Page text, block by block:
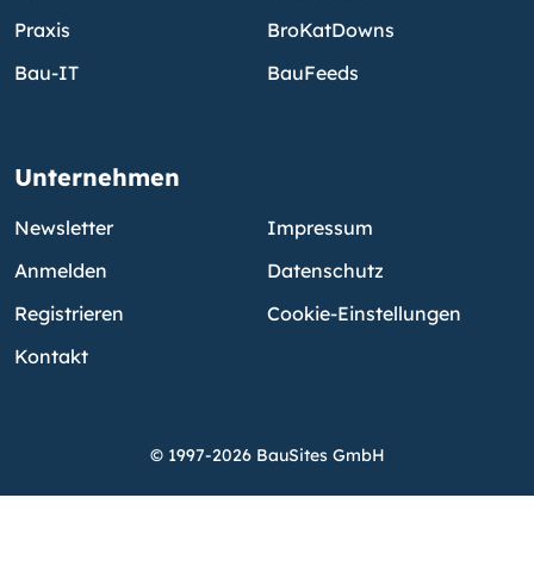
Praxis
Bau-IT
BroKatDowns
BauFeeds
Unternehmen
Newsletter
Anmelden
Registrieren
Kontakt
Impressum
Datenschutz
Cookie-Einstellungen
© 1997-2026 BauSites GmbH